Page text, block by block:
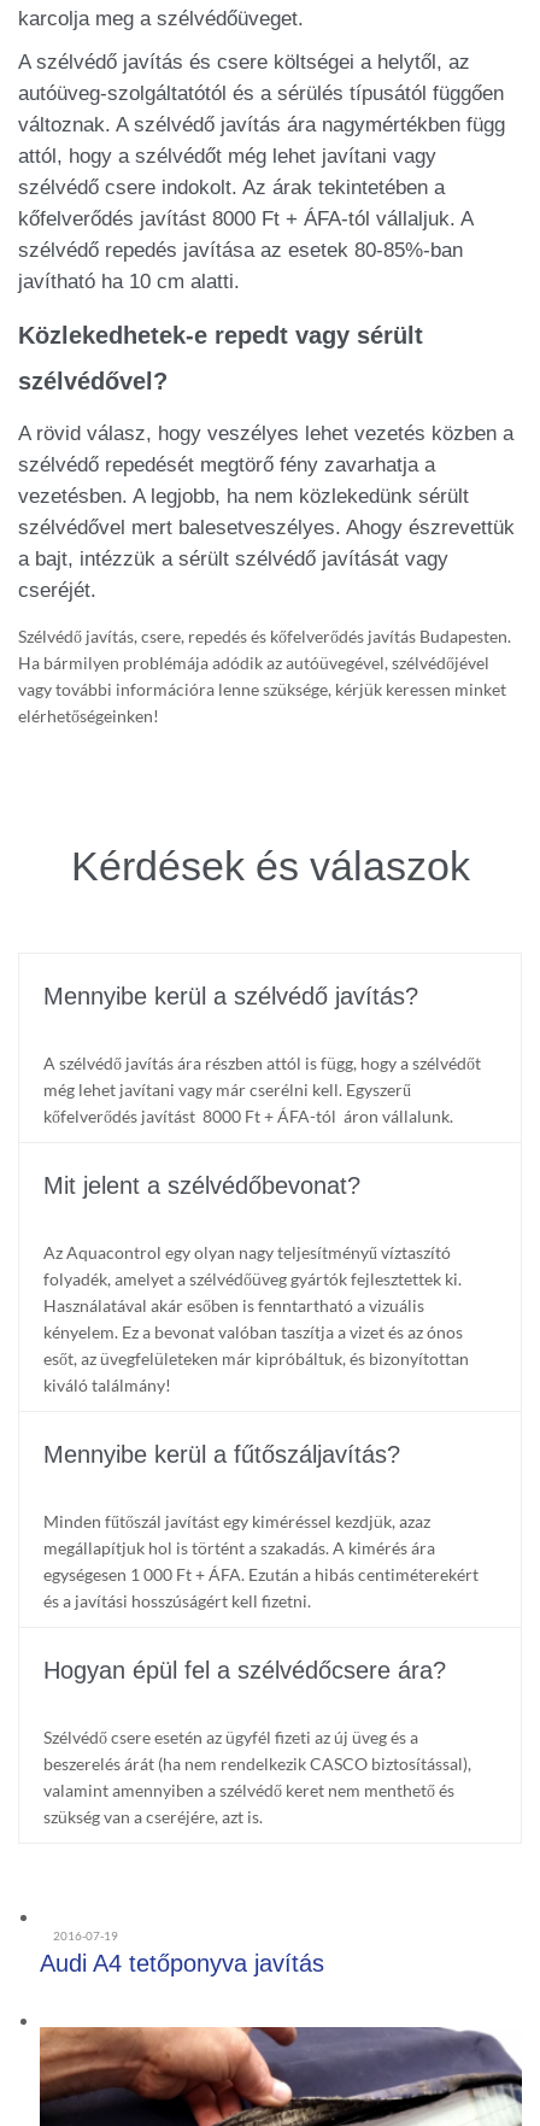
karcolja meg a szélvédőüveget.
A szélvédő javítás és csere költségei a helytől, az
autóüveg-szolgáltatótól és a sérülés típusától függően
változnak. A szélvédő javítás ára nagymértékben függ
attól, hogy a szélvédőt még lehet javítani vagy
szélvédő csere indokolt. Az árak tekintetében a
kőfelverődés javítást 8000 Ft + ÁFA-tól vállaljuk. A
szélvédő repedés javítása az esetek 80-85%-ban
javítható ha 10 cm alatti.
Közlekedhetek-e repedt vagy sérült
szélvédővel?
A rövid válasz, hogy veszélyes lehet vezetés közben a
szélvédő repedését megtörő fény zavarhatja a
vezetésben. A legjobb, ha nem közlekedünk sérült
szélvédővel mert balesetveszélyes. Ahogy észrevettük
a bajt, intézzük a sérült szélvédő javítását vagy
cseréjét.
Szélvédő javítás, csere, repedés és kőfelverődés javítás Budapesten.
Ha bármilyen problémája adódik az autóüvegével, szélvédőjével
vagy további információra lenne szüksége, kérjük keressen minket
elérhetőségeinken!
Kérdések és válaszok
Mennyibe kerül a szélvédő javítás?
A szélvédő javítás ára részben attól is függ, hogy a szélvédőt
még lehet javítani vagy már cserélni kell. Egyszerű
kőfelverődés javítást 8000 Ft + ÁFA-tól áron vállalunk.
Mit jelent a szélvédőbevonat?
Az Aquacontrol egy olyan nagy teljesítményű víztaszító
folyadék, amelyet a szélvédőüveg gyártók fejlesztettek ki.
Használatával akár esőben is fenntartható a vizuális
kényelem. Ez a bevonat valóban taszítja a vizet és az ónos
esőt, az üvegfelületeken már kipróbáltuk, és bizonyítottan
kiváló találmány!
Mennyibe kerül a fűtőszáljavítás?
Minden fűtőszál javítást egy kiméréssel kezdjük, azaz
megállapítjuk hol is történt a szakadás. A kimérés ára
egységesen 1 000 Ft + ÁFA. Ezután a hibás centiméterekért
és a javítási hosszúságért kell fizetni.
Hogyan épül fel a szélvédőcsere ára?
Szélvédő csere esetén az ügyfél fizeti az új üveg és a
beszerelés árát (ha nem rendelkezik CASCO biztosítással),
valamint amennyiben a szélvédő keret nem menthető és
szükség van a cseréjére, azt is.
2016-07-19
Audi A4 tetőponyva javítás